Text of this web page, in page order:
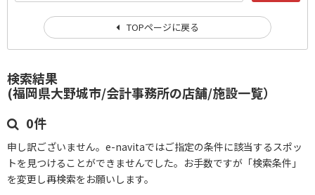
検索結果
(福岡県大野城市/会計事務所の店舗/施設一覧）
0件
申し訳ございません。e-navitaではご指定の条件に該当するスポッ
トを見つけることができませんでした。お手数ですが「検索条件」
を変更し再検索をお願いします。
TOPページに戻る